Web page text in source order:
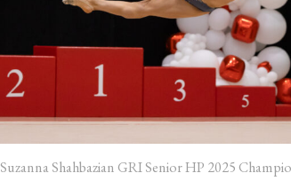
Suzanna Shahbazian GRI Senior HP 2025